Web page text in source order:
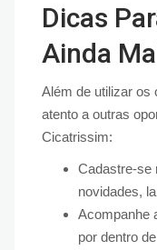
Dicas
Ainda
Além de utilizar os
atento a outras
Cicatrissim:
Cadastre-se
novidades,
Acompanhe
por dentro